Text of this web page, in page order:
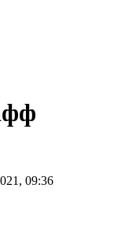
09:36